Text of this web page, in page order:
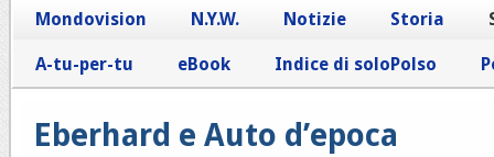
Mondovision N.Y.W. Notizie Storia
A-tu-per-tu eBook Indice di soloPolso
Eberhard e Auto d’epoca